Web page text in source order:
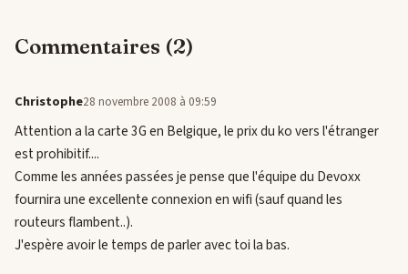
Commentaires (2)
Christophe28 novembre 2008 à 09:59
Attention a la carte 3G en Belgique, le prix du ko vers l'étranger
est prohibitif....
Comme les années passées je pense que l'équipe du Devoxx
fournira une excellente connexion en wifi (sauf quand les
routeurs flambent..).
J'espère avoir le temps de parler avec toi la bas.